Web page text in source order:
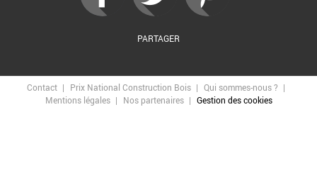
PARTAGER
Contact Prix National Construction Bois
Qui sommes-nous ?
Mentions légales
Nos partenaires Gestion des cookies